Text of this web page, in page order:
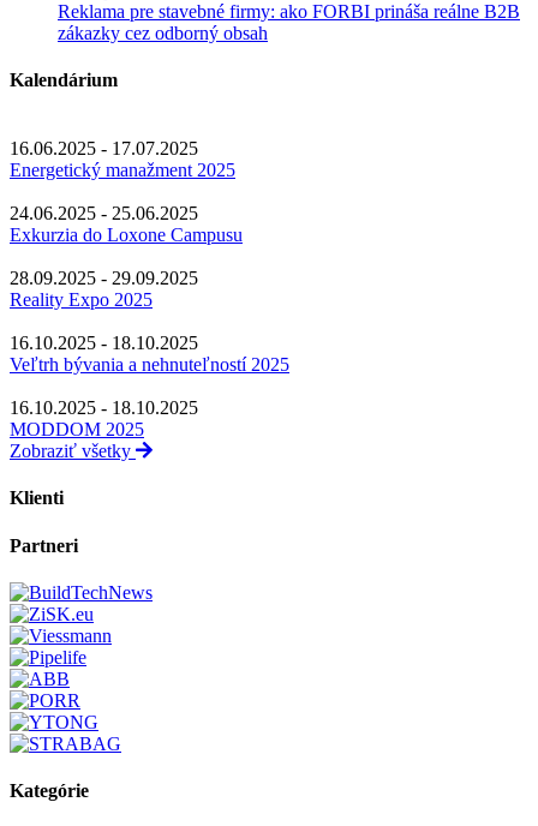
Reklama pre stavebné firmy: ako FORBI prináša reálne B2B
zákazky cez odborný obsah
Kalendárium
16.06.2025 - 17.07.2025
Energetický manažment 2025
24.06.2025 - 25.06.2025
Exkurzia do Loxone Campusu
28.09.2025 - 29.09.2025
Reality Expo 2025
16.10.2025 - 18.10.2025
Veľtrh bývania a nehnuteľností 2025
16.10.2025 - 18.10.2025
MODDOM 2025
Zobraziť všetky
Klienti
Partneri
Kategórie